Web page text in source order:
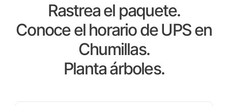
Rastrea el paquete.
Conoce el horario de UPS en
Chumillas.
Planta árboles.